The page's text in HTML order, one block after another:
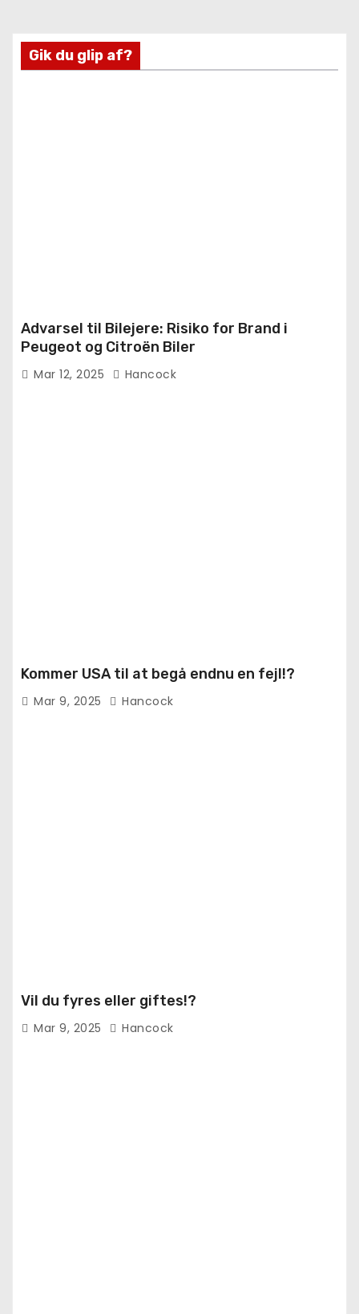
Gik du glip af?
Advarsel til Bilejere: Risiko for Brand i
Peugeot og Citroën Biler
Mar 12, 2025 Hancock
Kommer USA til at begå endnu en fejl!?
Mar 9, 2025 Hancock
Vil du fyres eller giftes!?
Mar 9, 2025 Hancock